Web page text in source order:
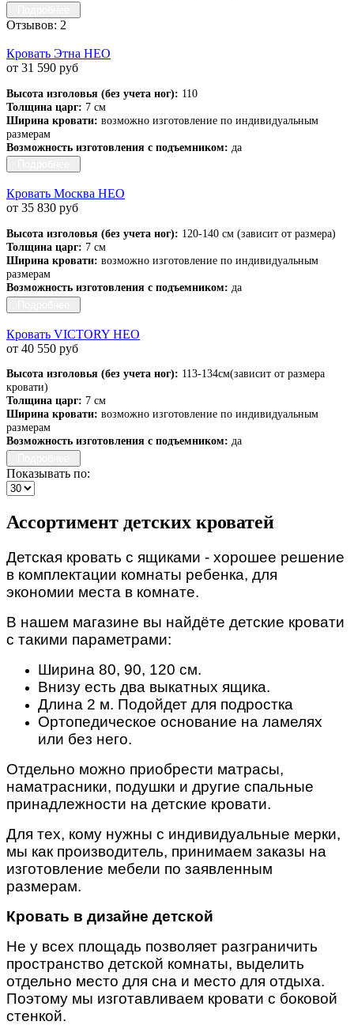
Отзывов: 2
Кровать Этна НЕО
от 31 590 руб
Высота изголовья (без учета ног): 110
Толщина царг: 7 см
Ширина кровати: возможно изготовление по индивидуальным
размерам
Возможность изготовления с подъемником: да
Кровать Москва НЕО
от 35 830 руб
Высота изголовья (без учета ног): 120-140 см (зависит от размера)
Толщина царг: 7 см
Ширина кровати: возможно изготовление по индивидуальным
размерам
Возможность изготовления с подъемником: да
Кровать VICTORY НЕО
от 40 550 руб
Высота изголовья (без учета ног): 113-134см(зависит от размера
кровати)
Толщина царг: 7 см
Ширина кровати: возможно изготовление по индивидуальным
размерам
Возможность изготовления с подъемником: да
Показывать по:
Ассортимент детских кроватей
Детская кровать с ящиками - хорошее решение
в комплектации комнаты ребенка, для
экономии места в комнате.
В нашем магазине вы найдёте детские кровати
с такими параметрами:
Ширина 80, 90, 120 см.
Внизу есть два выкатных ящика.
Длина 2 м. Подойдет для подростка
Ортопедическое основание на ламелях
или без него.
Отдельно можно приобрести матрасы,
наматрасники, подушки и другие спальные
принадлежности на детские кровати.
Для тех, кому нужны с индивидуальные мерки,
мы как производитель, принимаем заказы на
изготовление мебели по заявленным
размерам.
Кровать в дизайне детской
Не у всех площадь позволяет разграничить
пространство детской комнаты, выделить
отдельно место для сна и место для отдыха.
Поэтому мы изготавливаем кровати с боковой
стенкой.